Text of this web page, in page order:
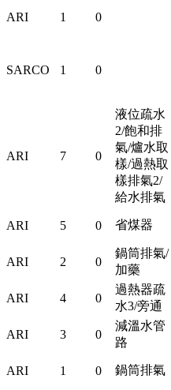
ARI 1 0
SARCO 1 0
ARI 7 0
液位疏水
2/飽和排
氣/爐水取
樣/過熱取
樣排氣2/
給水排氣
ARI 5 0 省煤器
ARI 2 0
鍋筒排氣/
加藥
ARI 4 0
過熱器疏
水3/旁通
ARI 3 0
減溫水管
路
ARI 1 0 鍋筒排氣